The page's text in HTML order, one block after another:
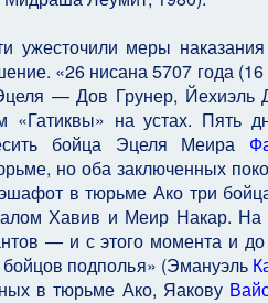
ужесточили меры
«26 нисана 5707 года
— Дов Грунер, Йехиэль
на устах. Пять
бойца Эцеля Меира
но оба заключенных
в тюрьме Ако три
Хавив и Меир Накар. На
— и с этого момента и
бойцов подполья» (Эмануэль
в тюрьме Ако, Яакову